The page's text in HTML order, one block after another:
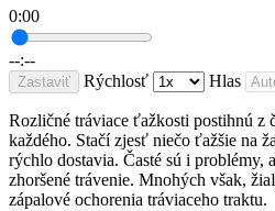
0:00
--:--
Zastaviť Rýchlosť Hlas
Rozličné tráviace ťažkosti postihnú z
každého. Stačí zjesť niečo ťažšie na
rýchlo dostavia. Časté sú i problémy,
zhoršené trávenie. Mnohých však,
zápalové ochorenia tráviaceho traktu.